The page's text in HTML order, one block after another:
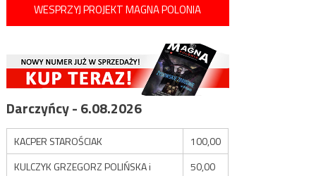
WESPRZYJ PROJEKT MAGNA POLONIA
Darczyńcy - 6.08.2026
KACPER STAROŚCIAK
100,00
KULCZYK GRZEGORZ POLIŃSKA i
50,00